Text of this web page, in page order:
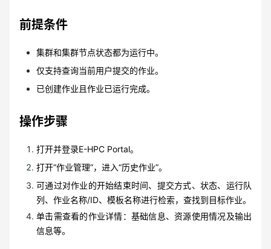
前提条件
集群和集群节点状态都为运行中。
仅支持查询当前用户提交的作业。
已创建作业且作业已运行完成。
操作步骤
打开并登录E-HPC Portal。
打开“作业管理”，进入“历史作业”。
可通过对作业的开始结束时间、提交方式、状态、运行队
列、作业名称/ID、模板名称进行检索，查找到目标作业。
单击需查看的作业详情：基础信息、资源使用情况及输出
信息等。